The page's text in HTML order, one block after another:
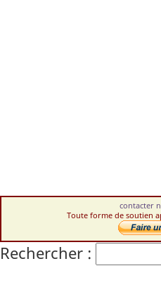
contacter
Toute forme de soutien
Rechercher :